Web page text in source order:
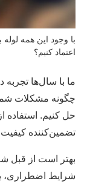
با وجود این همه
اعتماد کنیم؟
ما با سال‌ها تجربه
چگونه مشکلات
حل کنیم. استفاده
تضمین‌کننده
بهتر است از قبل
شرایط اضطراری،